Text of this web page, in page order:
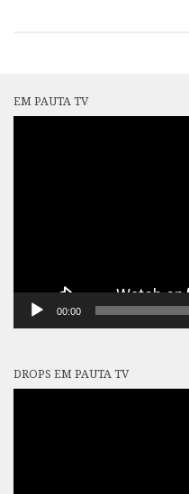
EM PAUTA TV
00:00
DROPS EM PAUTA TV